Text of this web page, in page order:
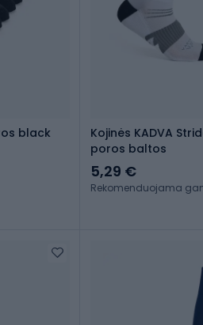
black
Kojinės KADVA
poros baltos
5,29 €
Rekomenduojama